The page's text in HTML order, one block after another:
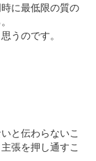
に最低限の質の
うのです。
と伝わらないこ
張を押し通すこ